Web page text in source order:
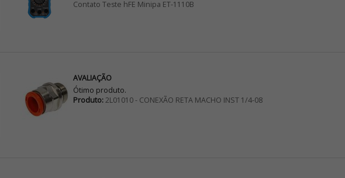
Contato Teste hFE Minipa ET-1110B
AVALIAÇÃO
Ótimo produto.
Produto:2L01010 - CONEXÃO RETA MACHO INST 1/4-08